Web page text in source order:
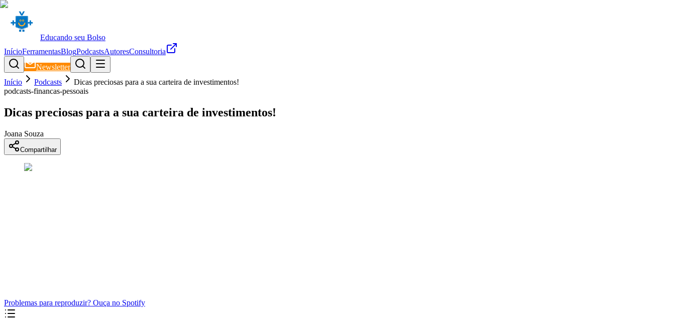
Educando seu Bolso
InícioFerramentasBlogPodcastsAutoresConsultoria
Newsletter
Início
Podcasts
Dicas preciosas para a sua carteira de investimentos!
podcasts-financas-pessoais
Dicas preciosas para a sua carteira de investimentos!
Joana Souza
Compartilhar
Problemas para reproduzir? Ouça no Spotify